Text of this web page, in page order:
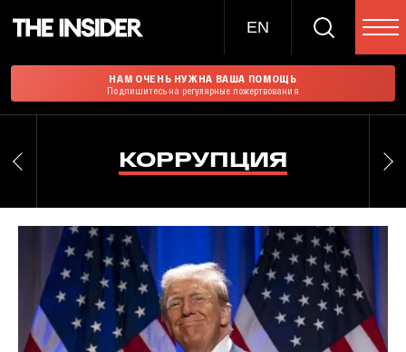
EN
НАМ ОЧЕНЬ НУЖНА ВАША ПОМОЩЬ
Подпишитесь на регулярные пожертвования
КОРРУПЦИЯ